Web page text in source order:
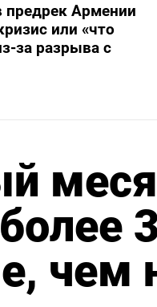
предрек Армении
или «что
за разрыва с
чем